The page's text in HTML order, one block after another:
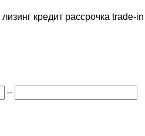
лизинг кредит рассрочка trade-in
–